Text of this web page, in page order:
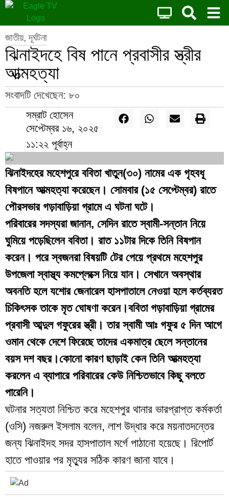
জাতীয়,দূর্ঘটনা
ঝিনাইদহে বিষ পানে প্রবাসীর স্ত্রীর
আত্মহত্যা
সংবাদটি দেখেছেন: ৮০
সম্রাট হোসেন
সেপ্টেম্বর ১৬, ২০২৫
১১:২২ পূর্বাহ্ন
ঝিনাইদহের মহেশপুরে ববিতা খাতুন(৩০) নামের এক গৃহবধূ
বিষপানে আত্মহত্যা করেছেন। সোমবার (১৫ সেপ্টেম্বর) রাতে
পৌরসভার গড়াবাড়িয়া গ্রামে এ ঘটনা ঘটে।
পরিবারের সদস্যরা জানান, সেদিন রাতে স্বামী-সন্তান নিয়ে
ঘুমিয়ে পড়েছিলেন ববিতা। রাত ১১টার দিকে তিনি বিষপান
করেন। পরে স্বজনরা বিষয়টি টের পেয়ে প্রথমে মহেশপুর
উপজেলা স্বাস্থ্য কমপ্লেক্সে নিয়ে যান। সেখানে অবস্থার
অবনতি হলে যশোর জেনারেল হাসপাতালে নেওয়া হলে কর্তব্যরত
চিকিৎসক তাকে মৃত ঘোষণা করেন।ববিতা গড়াবাড়িয়া গ্রামের
প্রবাসী আব্দুল গফুরের স্ত্রী। তার স্বামী আঃ গফুর ৫ দিন আগে
ওমান থেকে দেশে ফিরেছে তাদের একমাত্র ছেলে সন্তানের
বয়স দশ বছর।কোনো কারণ ছাড়াই কেন তিনি আত্মহত্যা
করলেন এ ব্যাপারে পরিবারের কেউ নিশ্চিতভাবে কিছু বলতে
পারেনি।
ঘটনার সত্যতা নিশ্চিত করে মহেশপুর থানার ভারপ্রাপ্ত কর্মকর্তা
(ওসি) নজরুল ইসলাম বলেন, লাশ উদ্ধার করে ময়নাতদন্তের
জন্য ঝিনাইদহ সদর হাসপাতাল মর্গে পাঠানো হয়েছে। রিপোর্ট
হাতে পাওয়ার পর মৃত্যুর সঠিক কারণ জানা যাবে।